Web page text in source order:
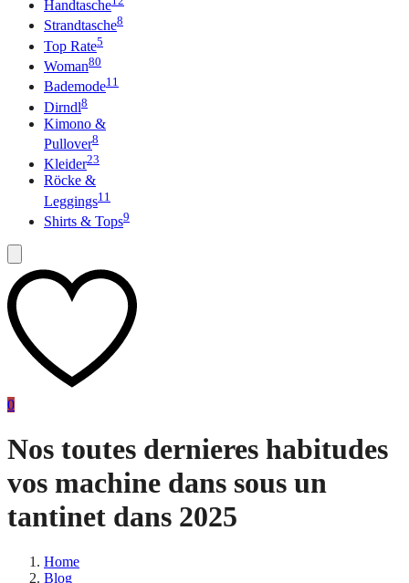
Handtasche
Strandtasche8
Top Rate5
Woman80
Bademode11
Dirndl8
Kimono &
Pullover8
Kleider23
Röcke &
Leggings11
Shirts & Tops9
0
Nos toutes dernieres habitudes
vos machine dans sous un
tantinet dans 2025
Home
Blog